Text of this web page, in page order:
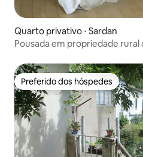
Quarto privativo ⋅ Sardan
Pousada em propriedade rural
Preferido dos hóspedes
Preferido dos hóspedes